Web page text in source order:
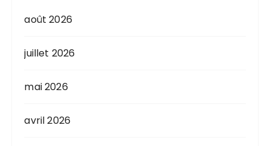
août 2026
juillet 2026
mai 2026
avril 2026